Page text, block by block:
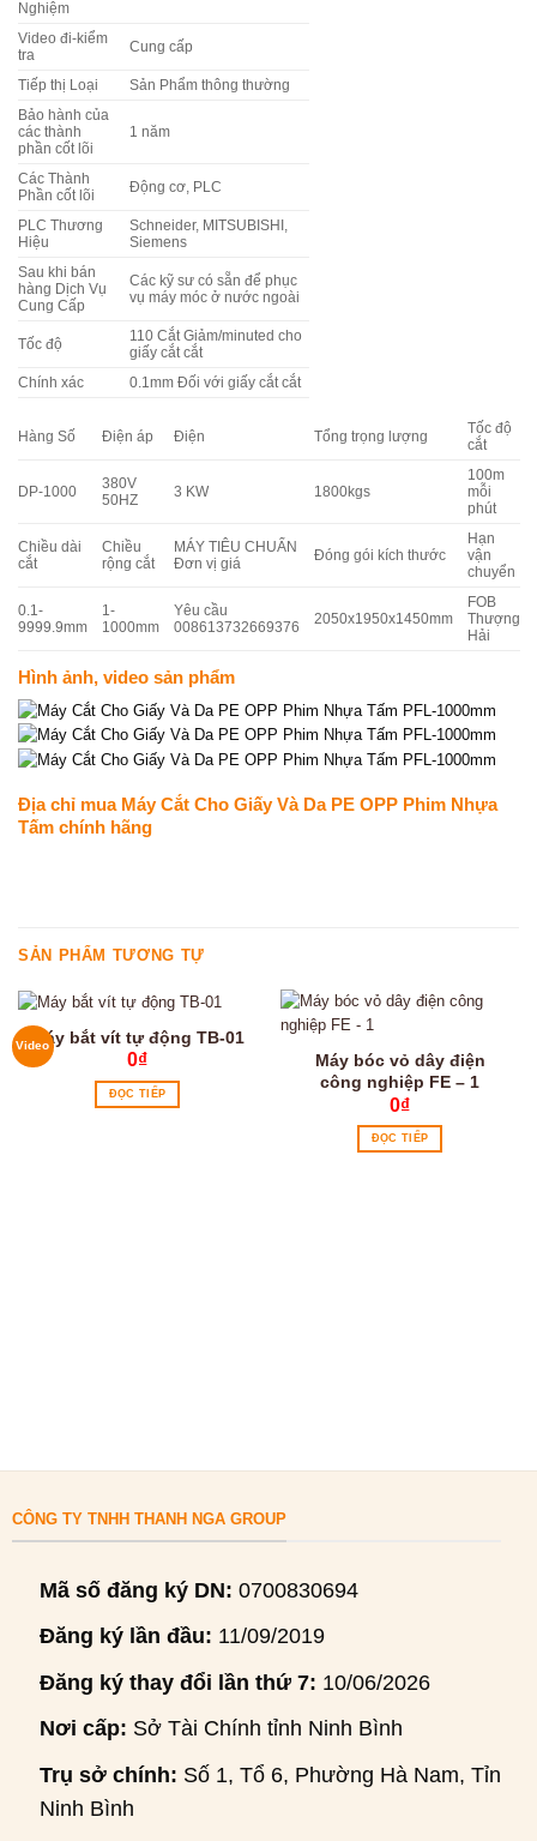
Nghiệm
Video đi-kiểm
tra
Cung cấp
Tiếp thị Loại Sản Phẩm thông thường
Bảo hành của
các thành
phần cốt lõi
1 năm
Các Thành
Phần cốt lõi
Động cơ, PLC
PLC Thương
Hiệu
Schneider, MITSUBISHI,
Siemens
Sau khi bán
hàng Dịch Vụ
Cung Cấp
Các kỹ sư có sẵn để phục
vụ máy móc ở nước ngoài
Tốc độ
110 Cắt Giảm/minuted cho
giấy cắt cắt
Chính xác 0.1mm Đối với giấy cắt cắt
Hàng Số Điện áp Điện Tổng trọng lượng
Tốc độ
cắt
DP-1000
380V
50HZ
3 KW 1800kgs
100m
mỗi
phút
Chiều dài
cắt
Chiều
rộng cắt
MÁY TIÊU CHUẨN
Đơn vị giá
Đóng gói kích thước
Hạn
vận
chuyển
0.1-
9999.9mm
1-
1000mm
Yêu cầu
008613732669376
2050x1950x1450mm
FOB
Thượng
Hải
Hình ảnh, video sản phẩm
Địa chỉ mua Máy Cắt Cho Giấy Và Da PE OPP Phim Nhựa
Tấm chính hãng
SẢN PHẨM TƯƠNG TỰ
VideoMáy bắt vít tự động TB-01
0₫
ĐỌC TIẾP
Máy bóc vỏ dây điện
công nghiệp FE – 1
0₫
ĐỌC TIẾP
CÔNG TY TNHH THANH NGA GROUP
Mã số đăng ký DN: 0700830694
Đăng ký lần đầu: 11/09/2019
Đăng ký thay đổi lần thứ 7: 10/06/2026
Nơi cấp: Sở Tài Chính tỉnh Ninh Bình
Trụ sở chính: Số 1, Tổ 6, Phường Hà Nam, Tỉnh
Ninh Bình